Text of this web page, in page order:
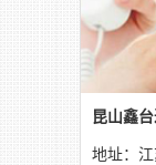
昆山鑫
地址：